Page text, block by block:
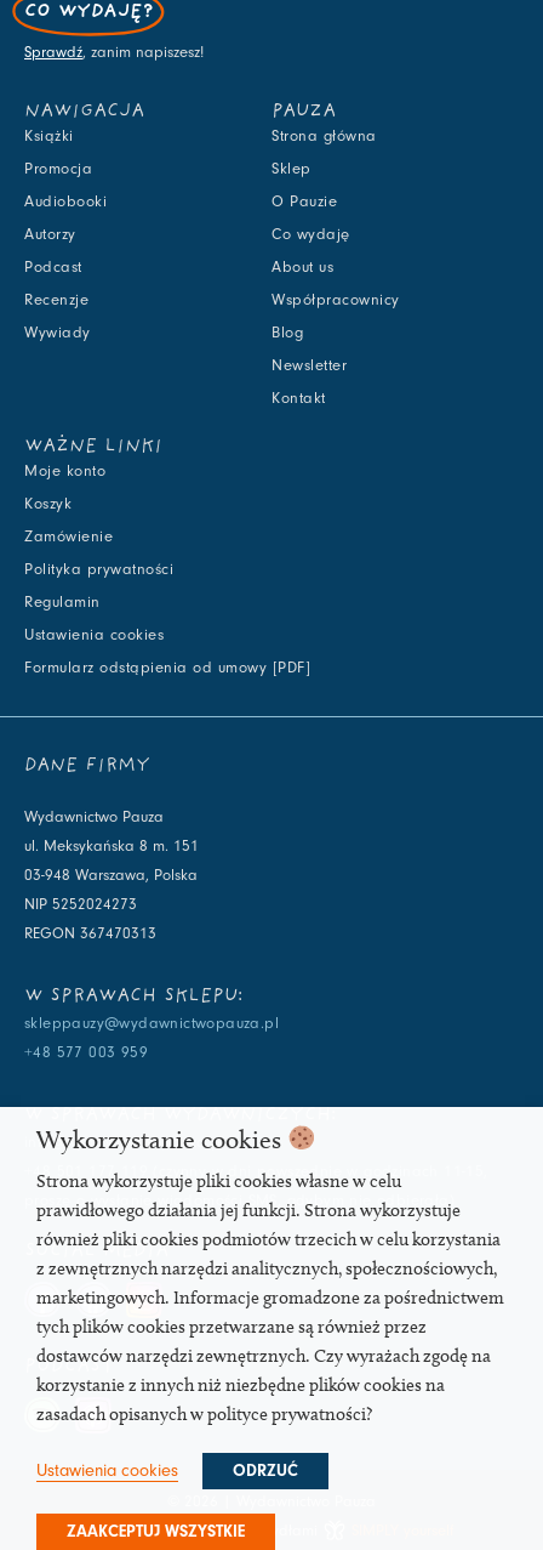
CO WYDAJĘ?
Sprawdź, zanim napiszesz!
NAWIGACJA
Książki
Promocja
Audiobooki
Autorzy
Podcast
Recenzje
Wywiady
PAUZA
Strona główna
Sklep
O Pauzie
Co wydaję
About us
Współpracownicy
Blog
Newsletter
Kontakt
WAŻNE LINKI
Moje konto
Koszyk
Zamówienie
Polityka prywatności
Regulamin
Ustawienia cookies
Formularz odstąpienia od umowy [PDF]
DANE FIRMY
Wydawnictwo Pauza
ul. Meksykańska 8 m. 151
03-948 Warszawa, Polska
NIP 5252024273
REGON 367470313
W SPRAWACH SKLEPU:
skleppauzy@wydawnictwopauza.pl
+48 577 003 959
info@wydawnictwopauza.pl
+48 501 177 119 (czynny w dni powszednie w godzinach 11-15,
proszę o wysłanie wiadomości SMS, gdybym nie odbierała)
SOCIAL MEDIA
PODCAST
Strona pod troskliwymi skrzydłami
Wykorzystanie cookies
Strona wykorzystuje pliki cookies własne w celu
prawidłowego działania jej funkcji. Strona wykorzystuje
również pliki cookies podmiotów trzecich w celu korzystania
z zewnętrznych narzędzi analitycznych, społecznościowych,
marketingowych. Informacje gromadzone za pośrednictwem
tych plików cookies przetwarzane są również przez
dostawców narzędzi zewnętrznych. Czy wyrażach zgodę na
korzystanie z innych niż niezbędne plików cookies na
zasadach opisanych w polityce prywatności?
Ustawienia cookies ODRZUĆ
ZAAKCEPTUJ WSZYSTKIE